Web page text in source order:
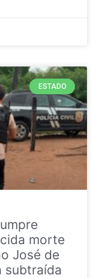
ESTADO
morte
José de
subtraída